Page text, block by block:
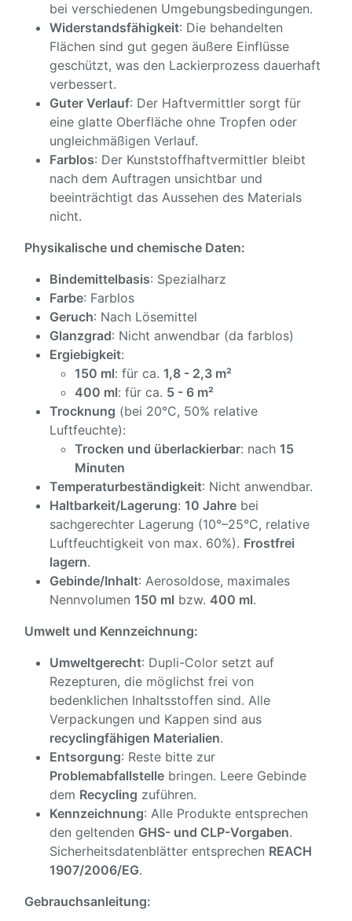
bei verschiedenen Umgebungsbedingungen.
Widerstandsfähigkeit: Die behandelten
Flächen sind gut gegen äußere Einflüsse
geschützt, was den Lackierprozess dauerhaft
verbessert.
Guter Verlauf: Der Haftvermittler sorgt für
eine glatte Oberfläche ohne Tropfen oder
ungleichmäßigen Verlauf.
Farblos: Der Kunststoffhaftvermittler bleibt
nach dem Auftragen unsichtbar und
beeinträchtigt das Aussehen des Materials
nicht.
Physikalische und chemische Daten:
Bindemittelbasis: Spezialharz
Farbe: Farblos
Geruch: Nach Lösemittel
Glanzgrad: Nicht anwendbar (da farblos)
Ergiebigkeit:
150 ml: für ca. 1,8 - 2,3 m²
400 ml: für ca. 5 - 6 m²
Trocknung (bei 20°C, 50% relative
Luftfeuchte):
Trocken und überlackierbar: nach 15
Minuten
Temperaturbeständigkeit: Nicht anwendbar.
Haltbarkeit/Lagerung: 10 Jahre bei
sachgerechter Lagerung (10°–25°C, relative
Luftfeuchtigkeit von max. 60%). Frostfrei
lagern.
Gebinde/Inhalt: Aerosoldose, maximales
Nennvolumen 150 ml bzw. 400 ml.
Umwelt und Kennzeichnung:
Umweltgerecht: Dupli-Color setzt auf
Rezepturen, die möglichst frei von
bedenklichen Inhaltsstoffen sind. Alle
Verpackungen und Kappen sind aus
recyclingfähigen Materialien.
Entsorgung: Reste bitte zur
Problemabfallstelle bringen. Leere Gebinde
dem Recycling zuführen.
Kennzeichnung: Alle Produkte entsprechen
den geltenden GHS- und CLP-Vorgaben.
Sicherheitsdatenblätter entsprechen REACH
1907/2006/EG.
Gebrauchsanleitung: